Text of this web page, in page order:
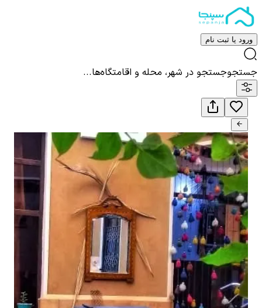
ورود یا ثبت نام
جستجوجستجو در شهر، محله و اقامتگاه‌ها...